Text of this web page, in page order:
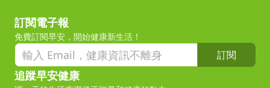
訂閱電子報
免費訂閱早安，開始健康新生活！
訂閱
追蹤早安健康